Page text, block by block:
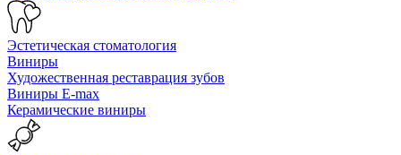
Эстетическая стоматология
Виниры
Художественная реставрация зубов
Виниры E-max
Керамические виниры